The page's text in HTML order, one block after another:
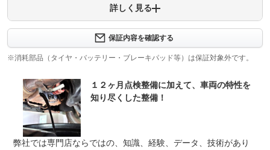
ご購入納車後に２か月又は２０００キロ走行どちらかの条
件が達するまで、保証が適用されます。遠方のお客様も受
けれますので、ご安心下さいませ。（弊社規定に基づく保
修理回数 無制限
上限金額 -
免責金
無し
お洒落でカッコいい後期型のランクル８０入庫しました！
詳しく見る
保証内容を確認する
※消耗部品（タイヤ・バッテリー・ブレーキパッド等）は保証対象外です。
１２ヶ月点検整備に加えて、車両の特性を
知り尽くした整備！
弊社では専門店ならではの、知識、経験、データ、技術があり